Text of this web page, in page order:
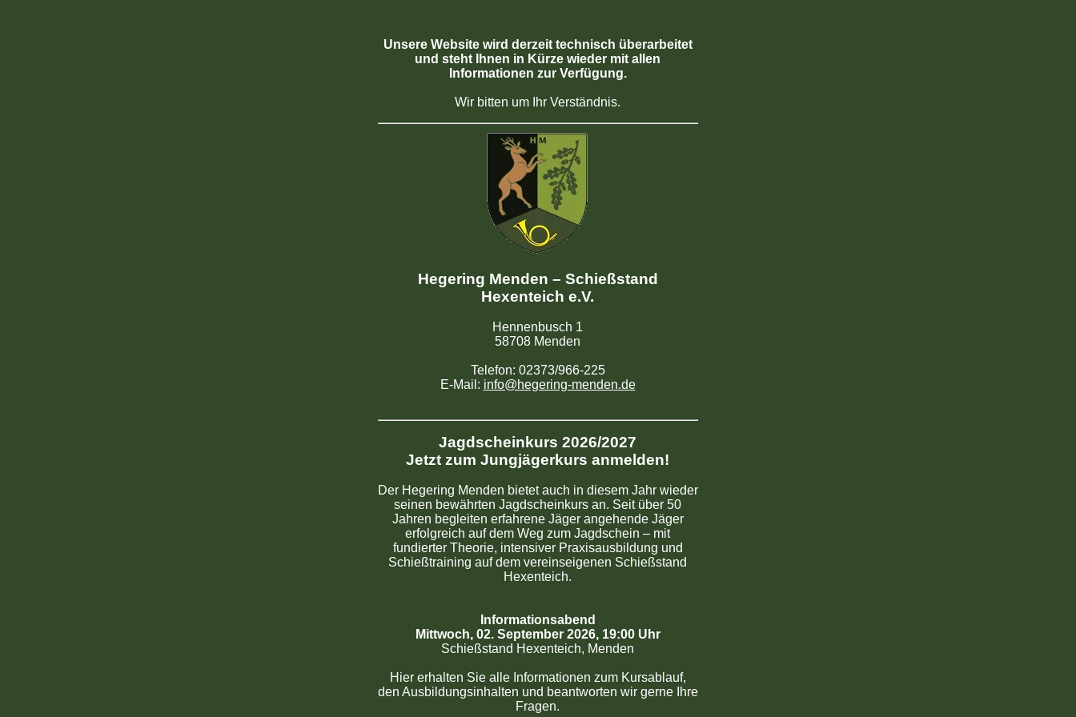
Unsere Website wird derzeit technisch überarbeitet
und steht Ihnen in Kürze wieder mit allen
Informationen zur Verfügung.
Wir bitten um Ihr Verständnis.
Hegering Menden – Schießstand
Hexenteich e.V.
Hennenbusch 1
58708 Menden
Telefon: 02373/966-225
E-Mail: info@hegering-menden.de
Jagdscheinkurs 2026/2027
Jetzt zum Jungjägerkurs anmelden!
Der Hegering Menden bietet auch in diesem Jahr wieder
seinen bewährten Jagdscheinkurs an. Seit über 50
Jahren begleiten erfahrene Jäger angehende Jäger
erfolgreich auf dem Weg zum Jagdschein – mit
fundierter Theorie, intensiver Praxisausbildung und
Schießtraining auf dem vereinseigenen Schießstand
Hexenteich.
Informationsabend
Mittwoch, 02. September 2026, 19:00 Uhr
Schießstand Hexenteich, Menden
Hier erhalten Sie alle Informationen zum Kursablauf,
den Ausbildungsinhalten und beantworten wir gerne Ihre
Fragen.